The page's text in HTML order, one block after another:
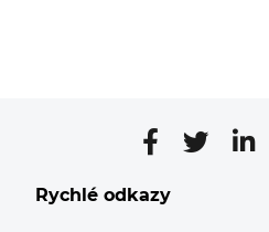
Rychlé odkazy